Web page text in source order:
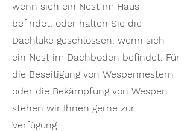
wenn sich ein Nest im Haus
befindet, oder halten Sie die
Dachluke geschlossen, wenn sich
ein Nest im Dachboden befindet. Für
die Beseitigung von Wespennestern
oder die Bekämpfung von Wespen
stehen wir Ihnen gerne zur
Verfügung.